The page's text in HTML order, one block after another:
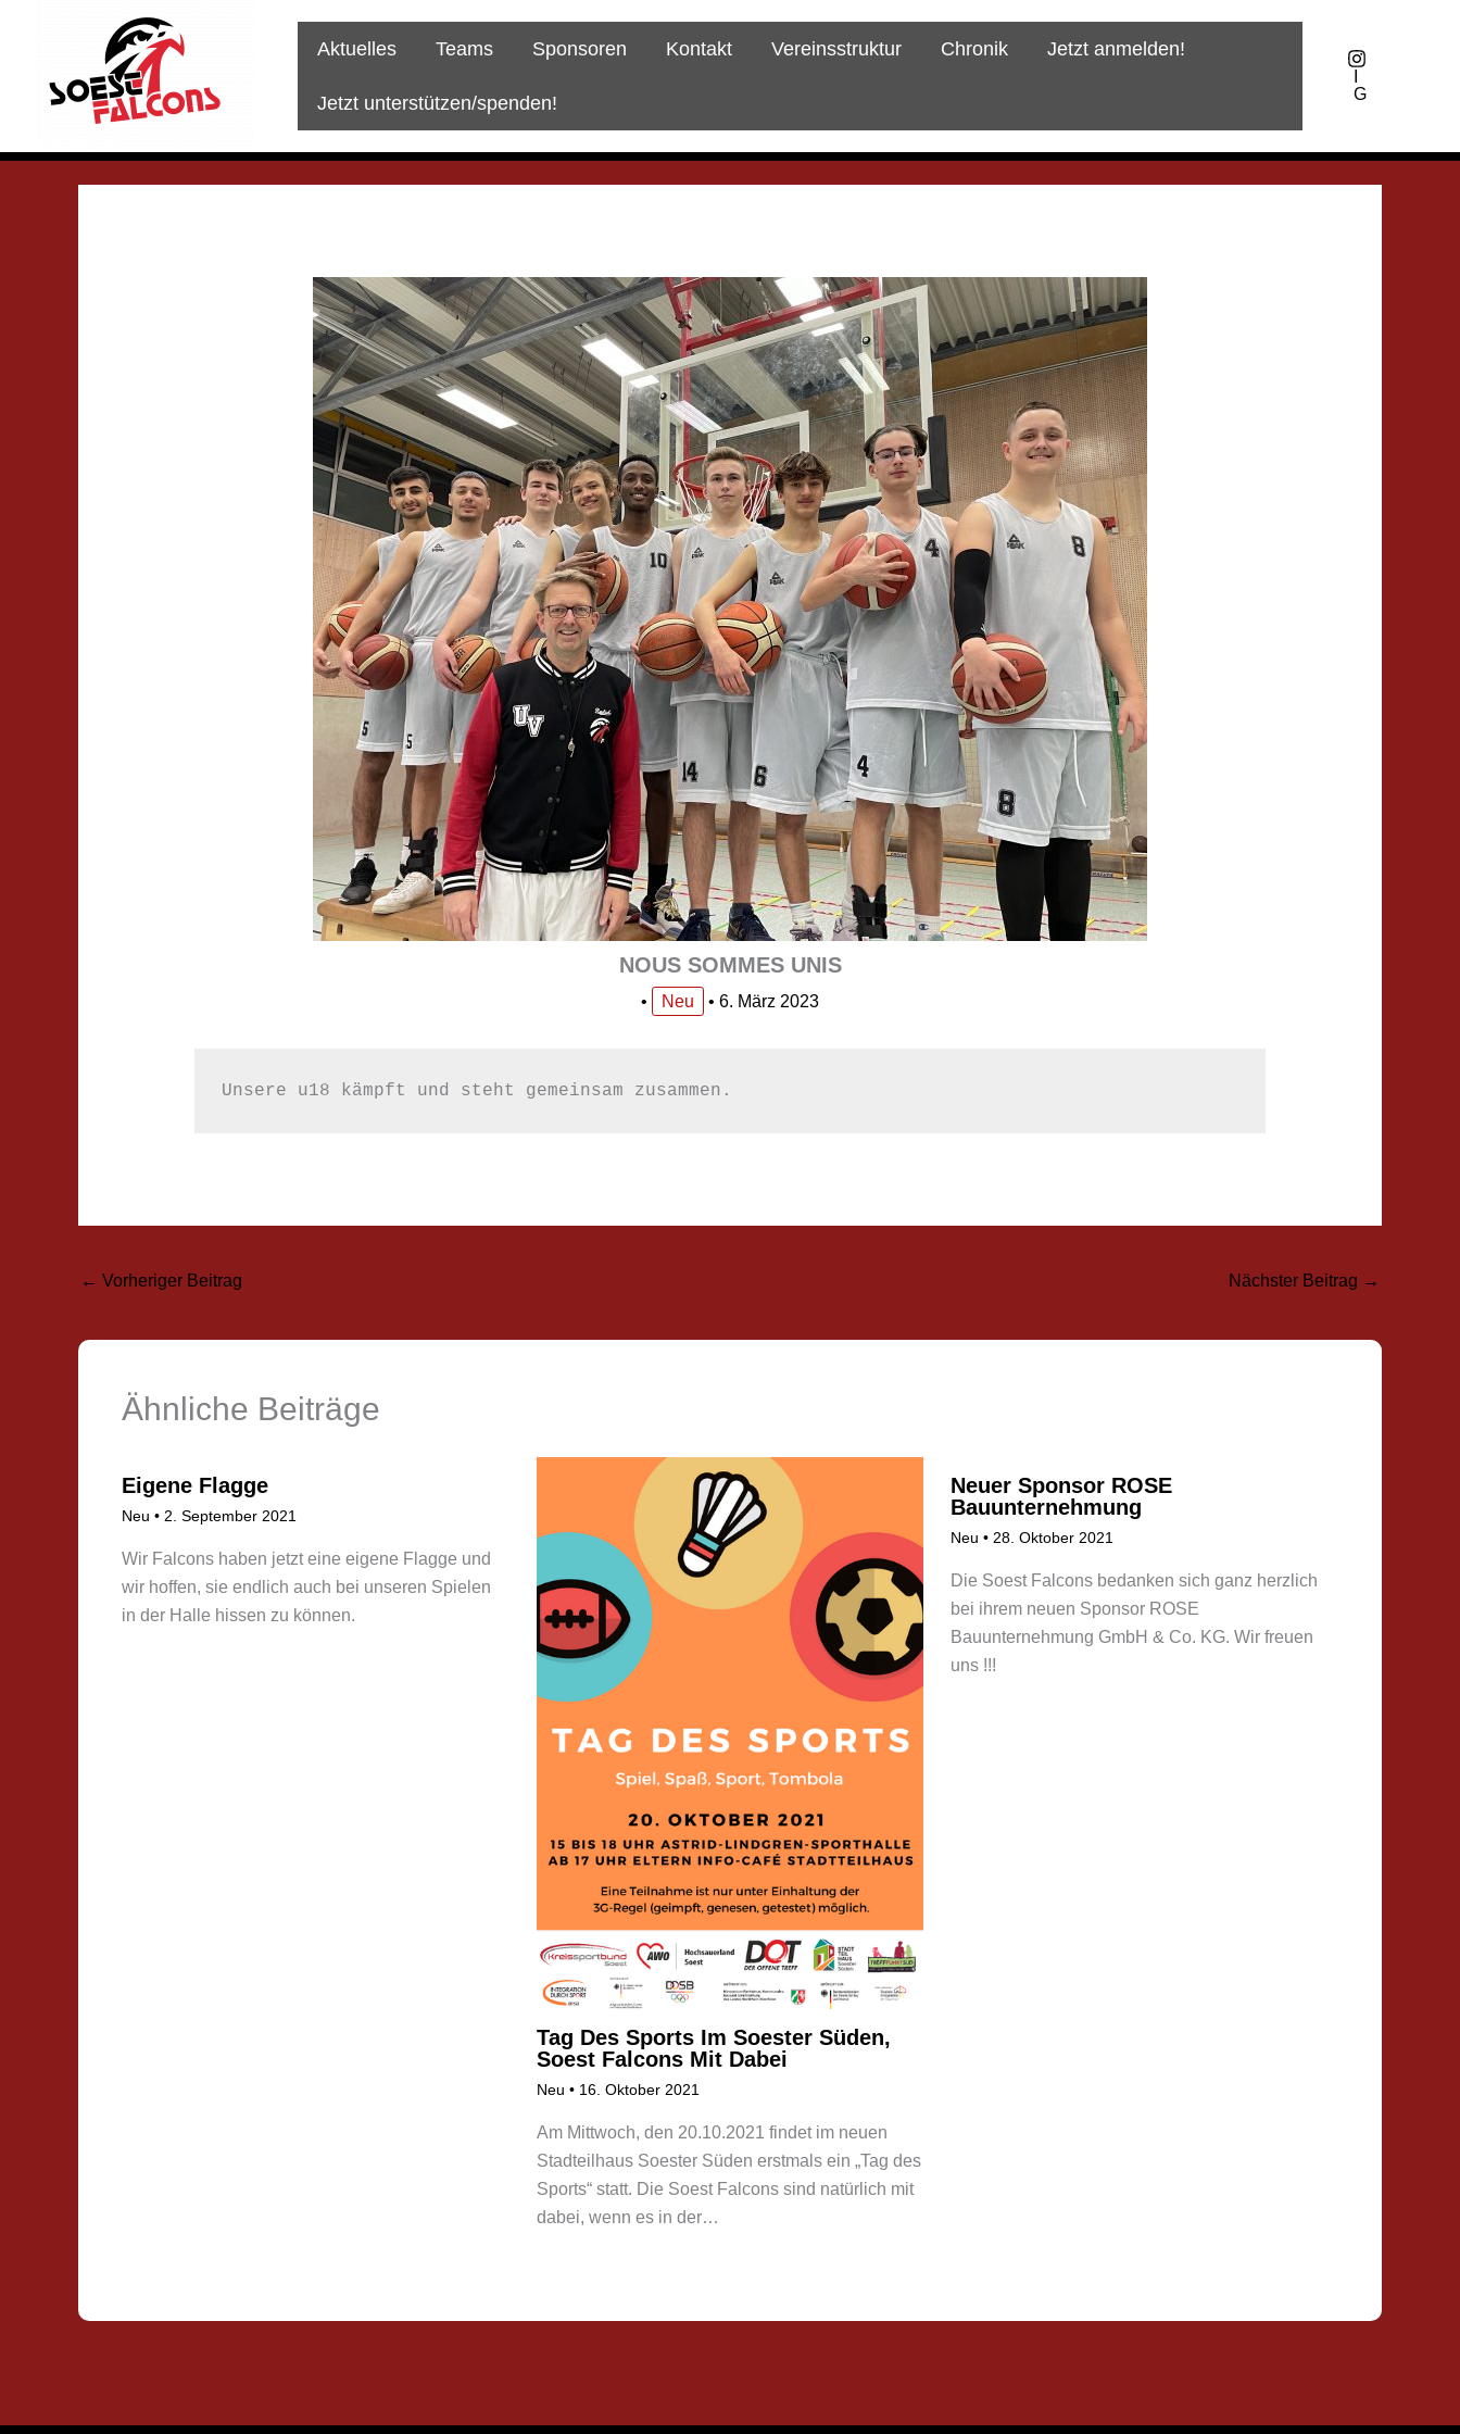
Aktuelles Teams Sponsoren Kontakt Vereinsstruktur Chronik Jetzt anmelden!
Jetzt unterstützen/spenden!
G
NOUS SOMMES UNIS
• Neu • 6. März 2023
← Vorheriger Beitrag Nächster Beitrag →
Ähnliche Beiträge
Eigene Flagge
Neu • 2. September 2021
Wir Falcons haben jetzt eine eigene Flagge und
wir hoffen, sie endlich auch bei unseren Spielen
in der Halle hissen zu können.
Tag Des Sports Im Soester Süden,
Soest Falcons Mit Dabei
Neu • 16. Oktober 2021
Am Mittwoch, den 20.10.2021 findet im neuen
Stadteilhaus Soester Süden erstmals ein „Tag des
Sports“ statt. Die Soest Falcons sind natürlich mit
dabei, wenn es in der…
Neuer Sponsor ROSE
Bauunternehmung
Neu •28. Oktober 2021
Die Soest Falcons bedanken sich ganz herzlich
bei ihrem neuen Sponsor ROSE
Bauunternehmung GmbH & Co. KG. Wir freuen
uns !!!